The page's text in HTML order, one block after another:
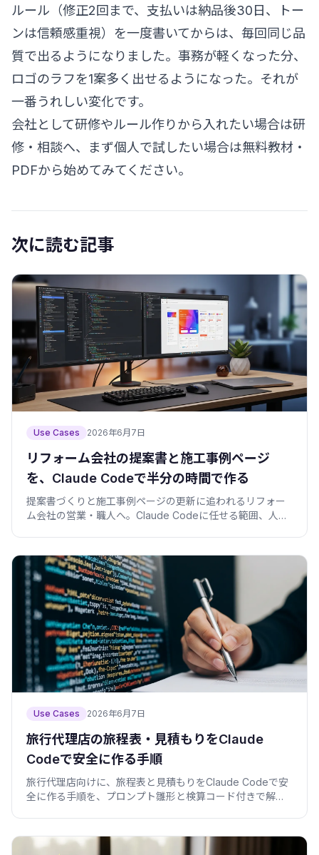
ルール（修正2回まで、支払いは納品後30日、トー
ンは信頼感重視）を一度書いてからは、毎回同じ品
質で出るようになりました。事務が軽くなった分、
ロゴのラフを1案多く出せるようになった。それが
一番うれしい変化です。
会社として研修やルール作りから入れたい場合は研
修・相談へ、まず個人で試したい場合は無料教材・
PDFから始めてみてください。
次に読む記事
Use Cases 2026年6月7日
リフォーム会社の提案書と施工事例ページ
を、Claude Codeで半分の時間で作る
提案書づくりと施工事例ページの更新に追われるリフォー
ム会社の営業・職人へ。Claude Codeに任せる範囲、人が
Use Cases 2026年6月7日
旅行代理店の旅程表・見積もりをClaude
Codeで安全に作る手順
旅行代理店向けに、旅程表と見積もりをClaude Codeで安
全に作る手順を、プロンプト雛形と検算コード付きで解説